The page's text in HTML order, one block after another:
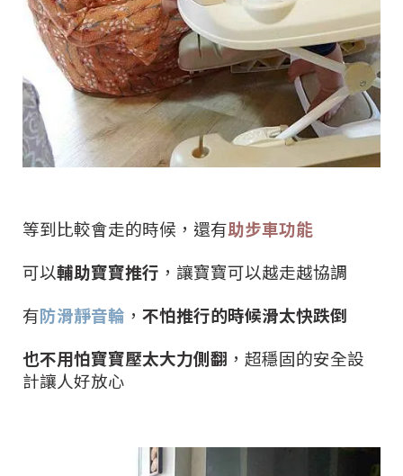
等到比較會走的時候，還有助步車功能
可以輔助寶寶推行 ，讓寶寶可以越走越協調
有防滑靜音輪 ， 不怕推行的時候滑太快跌倒
也不用怕寶寶壓太大力側翻 ，超穩固的安全設
計讓人好放心